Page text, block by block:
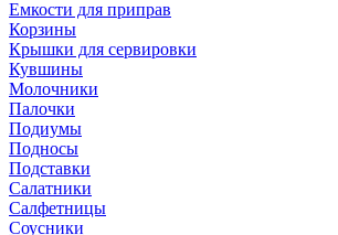
Емкости для приправ
Корзины
Крышки для сервировки
Кувшины
Молочники
Палочки
Подиумы
Подносы
Подставки
Салатники
Салфетницы
Соусники